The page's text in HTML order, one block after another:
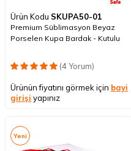
Ürün Kodu SKUPA50-01
Premium Süblimasyon Beyaz
Porselen Kupa Bardak - Kutulu
(4 Yorum)
Ürünün fiyatını görmek için bayi
girişi yapınız
Yeni